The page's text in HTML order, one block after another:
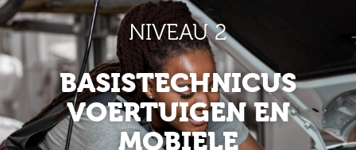
NIVEAU 2
BASISTECHNICUS
VOERTUIGEN EN
MOBIELE